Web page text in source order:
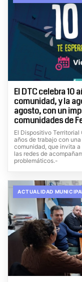
El DTC celebra 10
comunidad, y la
agosto, con un
comunidades de
El Dispositivo
años de trabajo con
comunidad, que invita
las redes de
problemáticos.-
ACTUALIDAD